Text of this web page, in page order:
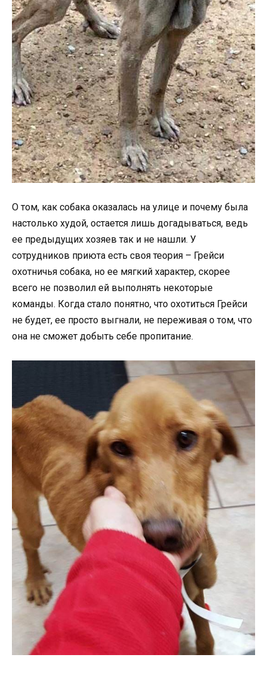
О том, как собака оказалась на улице и почему была
настолько худой, остается лишь догадываться, ведь
ее предыдущих хозяев так и не нашли. У
сотрудников приюта есть своя теория – Грейси
охотничья собака, но ее мягкий характер, скорее
всего не позволил ей выполнять некоторые
команды. Когда стало понятно, что охотиться Грейси
не будет, ее просто выгнали, не переживая о том, что
она не сможет добыть себе пропитание.